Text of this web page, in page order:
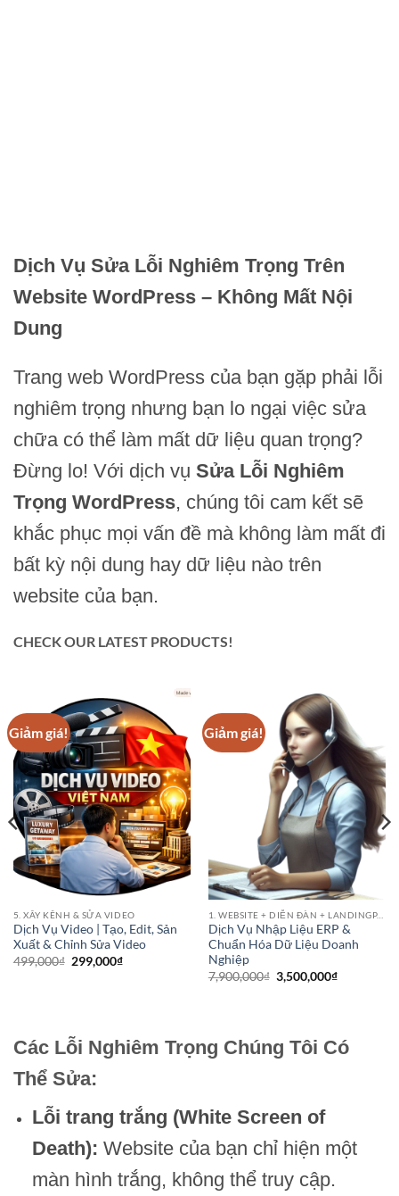
Dịch Vụ Sửa Lỗi Nghiêm Trọng Trên
Website WordPress – Không Mất Nội
Dung
Trang web WordPress của bạn gặp phải lỗi
nghiêm trọng nhưng bạn lo ngại việc sửa
chữa có thể làm mất dữ liệu quan trọng?
Đừng lo! Với dịch vụ Sửa Lỗi Nghiêm
Trọng WordPress, chúng tôi cam kết sẽ
khắc phục mọi vấn đề mà không làm mất đi
bất kỳ nội dung hay dữ liệu nào trên
website của bạn.
CHECK OUR LATEST PRODUCTS!
Giảm giá!
5. XÂY KÊNH & SỬA VIDEO
Dịch Vụ Video | Tạo, Edit, Sản
Xuất & Chỉnh Sửa Video
499,000₫ Giá
299,000₫Giá
Giảm giá!
1. WEBSITE + DIỄN ĐÀN + LANDINGPAGE
Dịch Vụ Nhập Liệu ERP &
Chuẩn Hóa Dữ Liệu Doanh
Nghiệp
7,900,000₫ Giá
gốc
3,500,000₫Giá
Các Lỗi Nghiêm Trọng Chúng Tôi Có
Thể Sửa:
Lỗi trang trắng (White Screen of
Death): Website của bạn chỉ hiện một
màn hình trắng, không thể truy cập.